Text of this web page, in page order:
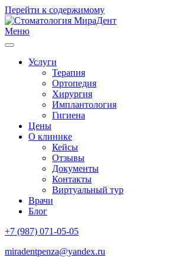
Перейти к содержимому
Меню
Услуги
Терапия
Ортопедия
Хирургия
Имплантология
Гигиена
Цены
О клинике
Кейсы
Отзывы
Документы
Контакты
Виртуальный тур
Врачи
Блог
+7 (987) 071-05-05
miradentpenza@yandex.ru